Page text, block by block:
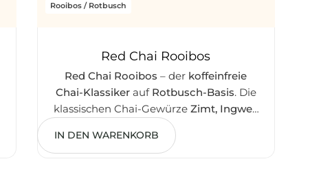
Rooibos / Rotbusch
Red Chai Rooibos
Red Chai Rooibos – der koffeinfreie
Chai-Klassikerauf Rotbusch-Basis. Die
klassischen Chai-Gewürze Zimt, Ingwer,
Kardamom, Nelken, Anis und schwarzer
Pfeffertreffen auf südafrikanischen
€
IN DEN WARENKORB